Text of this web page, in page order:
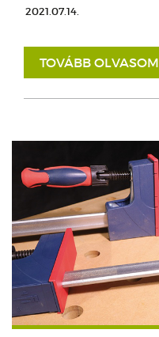
2021.07.14.
TOVÁBB OLVASOM